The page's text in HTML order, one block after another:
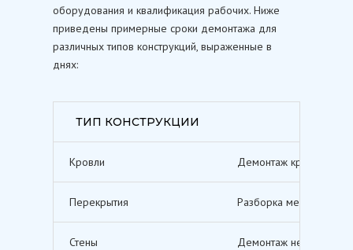
оборудования и квалификация рабочих. Ниже
приведены примерные сроки демонтажа для
различных типов конструкций, выраженные в
днях:
ТИП КОНСТРУКЦИИ
Кровли Демонтаж кровельных
Перекрытия Разборка межэтажных
Стены Демонтаж несущих и